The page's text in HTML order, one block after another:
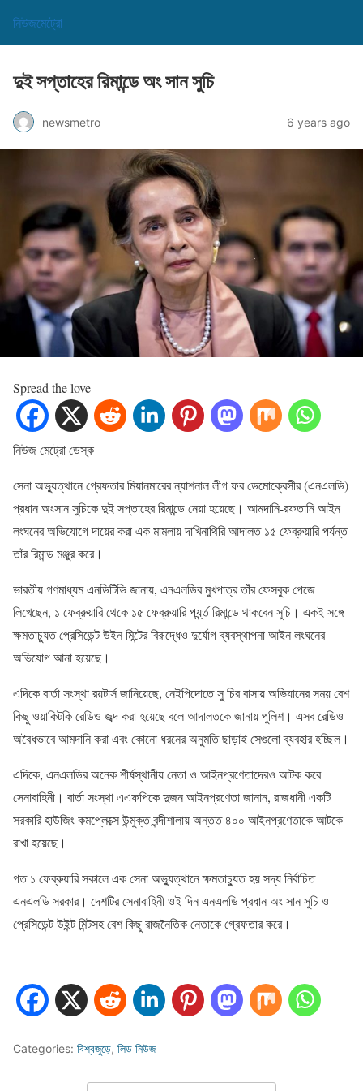
নিউজমেট্রো
দুই সপ্তাহের রিমান্ডে অং সান সুচি
newsmetro 6 years ago
Spread the love
নিউজ মেট্রো ডেস্ক
সেনা অভ্যুত্থানে গ্রেফতার মিয়ানমারের ন্যাশনাল লীগ ফর ডেমোক্রেসীর (এনএলডি)
প্রধান অংসান সুচিকে দুই সপ্তাহের রিমান্ডে নেয়া হয়েছে। আমদানি-রফতানি আইন
লংঘনের অভিযোগে দায়ের করা এক মামলায় দাখিনাথিরি আদালত ১৫ ফেব্রুয়ারি পর্যন্ত
তাঁর রিমান্ড মঞ্জুর করে।
ভারতীয় গণমাধ্যম এনডিটিভি জানায়, এনএলডির মুখপাত্র তাঁর ফেসবুক পেজে
লিখেছেন, ১ ফেব্রুয়ারি থেকে ১৫ ফেব্রুয়ারি পর্য্ন্ত রিমান্ডে থাকবেন সুচি। একই সঙ্গে
ক্ষমতাচ্যুত প্রেসিডেন্ট উইন মিন্টের বিরূদ্ধেও দুর্যোগ ব্যবস্থাপনা আইন লংঘনের
অভিযোগ আনা হয়েছে।
এদিকে বার্তা সংস্থা রয়টার্স জানিয়েছে, নেইপিদোতে সু চির বাসায় অভিযানের সময় বেশ
কিছু ওয়াকিটকি রেডিও জব্দ করা হয়েছে বলে আদালতকে জানায় পুলিশ। এসব রেডিও
অবৈধভাবে আমদানি করা এবং কোনো ধরনের অনুমতি ছাড়াই সেগুলো ব্যবহার হচ্ছিল।
এদিকে, এনএলডির অনেক শীর্ষস্থানীয় নেতা ও আইনপ্রণেতাদেরও আটক করে
সেনাবাহিনী। বার্তা সংস্থা এএফপিকে দুজন আইনপ্রণেতা জানান, রাজধানী একটি
সরকারি হাউজিং কমপ্লেক্সে উন্মুক্ত বন্দীশালায় অন্তত ৪০০ আইনপ্রণেতাকে আটকে
রাখা হয়েছে।
গত ১ ফেব্রুয়ারি সকালে এক সেনা অভ্যুত্থানে ক্ষমতাচ্যুত হয় সদ্য নির্বাচিত
এনএলডি সরকার। দেশটির সেনাবাহিনী ওই দিন এনএলডি প্রধান অং সান সুচি ও
প্রেসিডেন্ট উইন্ট মিন্টসহ বেশ কিছু রাজনৈতিক নেতাকে গ্রেফতার করে।
Categories: বিশ্বজুড়ে, লিড নিউজ